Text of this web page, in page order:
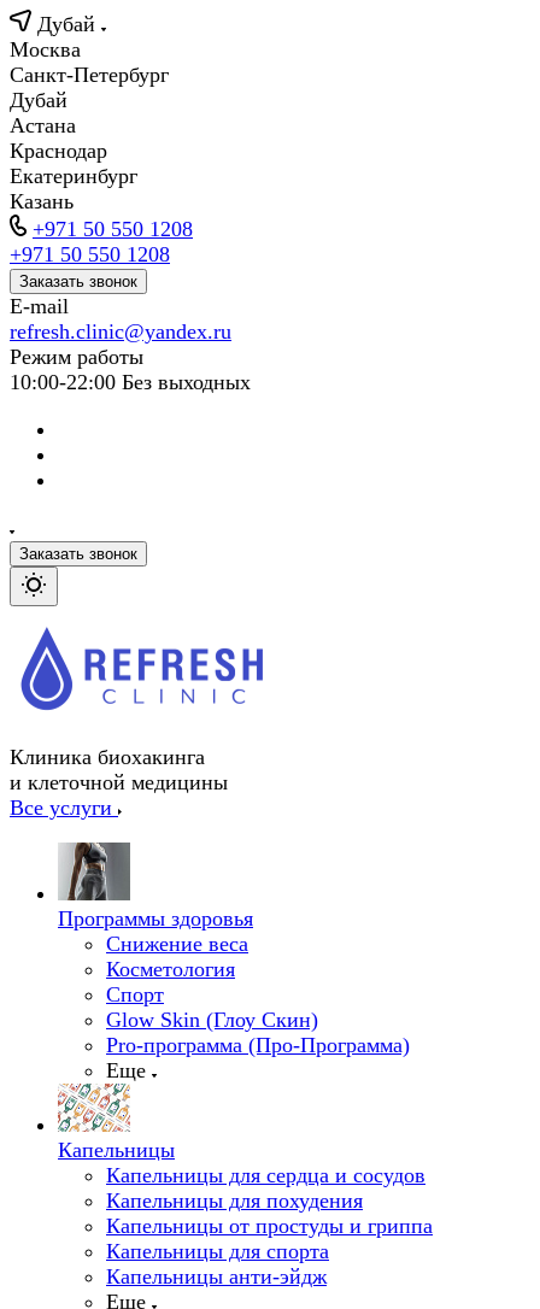
Дубай
Москва
Санкт-Петербург
Дубай
Астана
Краснодар
Екатеринбург
Казань
+971 50 550 1208
+971 50 550 1208
Заказать звонок
E-mail
refresh.clinic@yandex.ru
Режим работы
10:00-22:00 Без выходных
Заказать звонок
Клиника биохакинга
и клеточной медицины
Все услуги
Программы здоровья
Снижение веса
Косметология
Спорт
Glow Skin (Глоу Скин)
Pro-программа (Про-Программа)
Еще
Капельницы
Капельницы для сердца и сосудов
Капельницы для похудения
Капельницы от простуды и гриппа
Капельницы для спорта
Капельницы анти-эйдж
Еще